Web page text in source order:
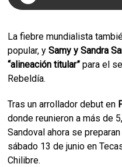
La fiebre mundialista
popular, ySamy y Sandra
“alineación titular”para el
Rebeldía.
Tras un arrollador debut en
donde reunieron a más de
Sandoval ahora se
sábado 13 de junio en
Chilibre.